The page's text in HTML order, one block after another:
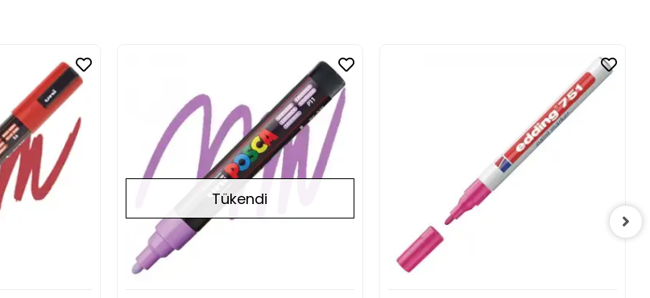
Tükendi